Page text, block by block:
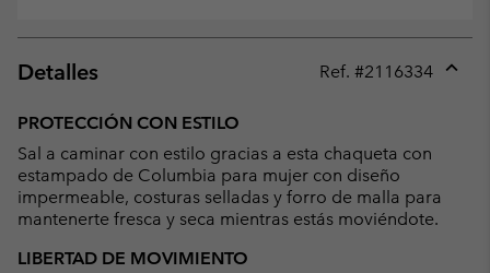
Detalles Ref. #2116334
PROTECCIÓN CON ESTILO
Sal a caminar con estilo gracias a esta chaqueta con
estampado de Columbia para mujer con diseño
impermeable, costuras selladas y forro de malla para
mantenerte fresca y seca mientras estás moviéndote.
LIBERTAD DE MOVIMIENTO